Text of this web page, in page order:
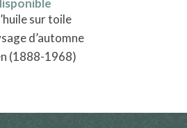
sur toile
d’automne
(1888-1968)